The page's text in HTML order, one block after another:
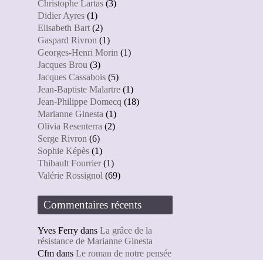
Christophe Lartas (3)
Didier Ayres (1)
Elisabeth Bart(2)
Gaspard Rivron (1)
Georges-Henri Morin (1)
Jacques Brou (3)
Jacques Cassabois (5)
Jean-Baptiste Malartre (1)
Jean-Philippe Domecq (18)
Marianne Ginesta (1)
Olivia Resenterra (2)
Serge Rivron (6)
Sophie Képès (1)
Thibault Fourrier(1)
Valérie Rossignol (69)
Commentaires récents
Yves Ferry dans La grâce de la
résistance de Marianne Ginesta
Cfm dans Le roman de notre pensée